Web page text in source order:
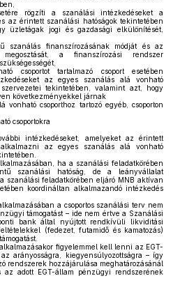
rögzíti a szanálási intézkedéseket a
az érintett szanálási hatóságok tekintetében
üzletágak jogi és gazdasági elkülönítését,
szanálás finanszírozásának módját és az
a finanszírozási rendszer
csoportot tartalmazó csoport esetében
az egyes szanálás alá vonható
tekintetében, valamint azt, hogy
következményekkel járnak
vonható csoporthoz tartozó egyéb, csoporton
csoportokra
intézkedéseket, amelyeket az érintett
az egyes szanálás alá vonható
ha a szanálási feladatkörében
szanálási hatóság, de a leányvállalat
szanálási feladatkörében eljáró MNB aktívan
koordináltan alkalmazandó intézkedés
a csoportos szanálási terv nem
támogatást – ide nem értve a Szanálási
bank által nyújtott rendkívüli likviditási
(fedezet, futamidő és kamatozás)
figyelemmel kell lenni az EGT-
arányosságra, kiegyensúlyozottságra – így
rendszerek hozzájárulása meghatározásánál
adott EGT-állam pénzügyi rendszerének